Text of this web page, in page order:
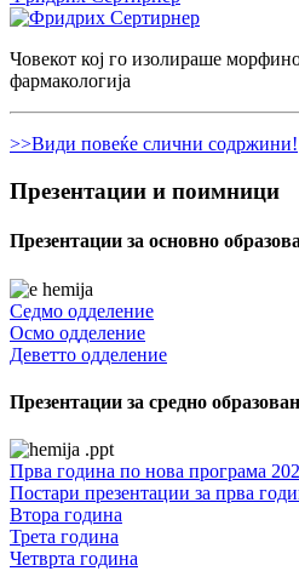
Човекот кој го изолираше
фармакологија
>>Види повеќе слични содржини!
Презентации и поимници
Презентации за основно
Седмо одделение
Осмо одделение
Деветто одделение
Презентации за средно
Прва година по нова програма
Постари презентации за прва
Втора година
Трета година
Четврта година